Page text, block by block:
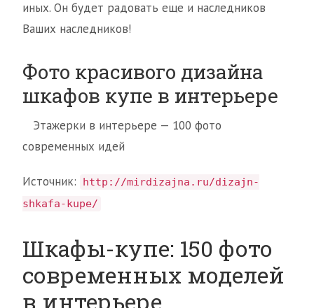
иных. Он будет радовать еще и наследников
Ваших наследников!
Фото красивого дизайна
шкафов купе в интерьере
Этажерки в интерьере — 100 фото
современных идей
Источник:
http://mirdizajna.ru/dizajn-
shkafa-kupe/
Шкафы-купе: 150 фото
современных моделей
в интерьере